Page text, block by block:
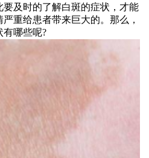
及时的了解白斑的症状，才能
重给患者带来巨大的。那么，
有哪些呢?